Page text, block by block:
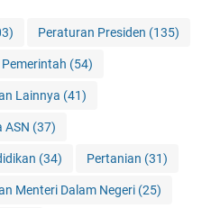
Peraturan Presiden (135)
(54)
Lainnya (41)
ASN (37)
(34) Pertanian (31)
Menteri Dalam Negeri (25)